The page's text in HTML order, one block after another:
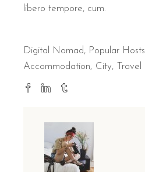
libero tempore, cum.
Digital Nomad, Popular Hosts
Accommodation
City Travel